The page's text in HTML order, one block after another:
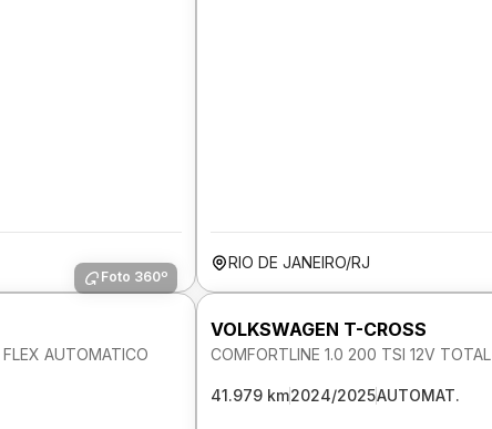
RIO DE JANEIRO/RJ
Foto 360º
AUTOMATICO
VOLKSWAGEN T-CROSS
COMFORTLINE 1.0 200 TSI 12V
41.979 km2024/2025AUTOMAT.